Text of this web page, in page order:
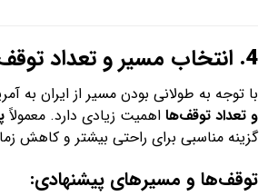
4. انتخاب مسیر و تعداد
با توجه به طولانی بودن مسیر از ایران به
و تعداد توقف‌ها اهمیت زیادی دارد. معمولاً
گزینه مناسبی برای راحتی بیشتر و کاهش
توقف‌ها و مسیرهای پیشنهادی: